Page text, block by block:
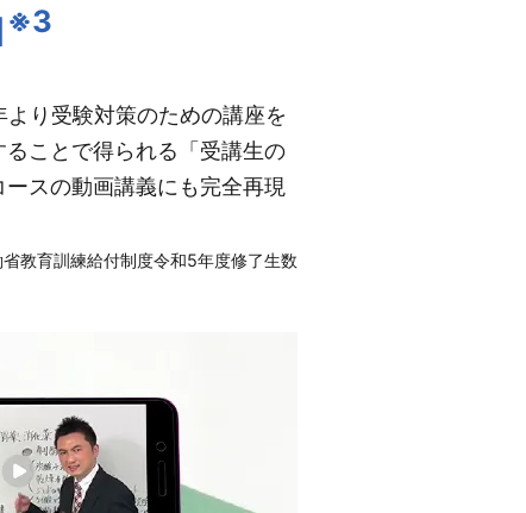
※3
り受験対策のための講座を
ことで得られる「受講生の
スの動画講義にも完全再現
教育訓練給付制度令和5年度修了生数